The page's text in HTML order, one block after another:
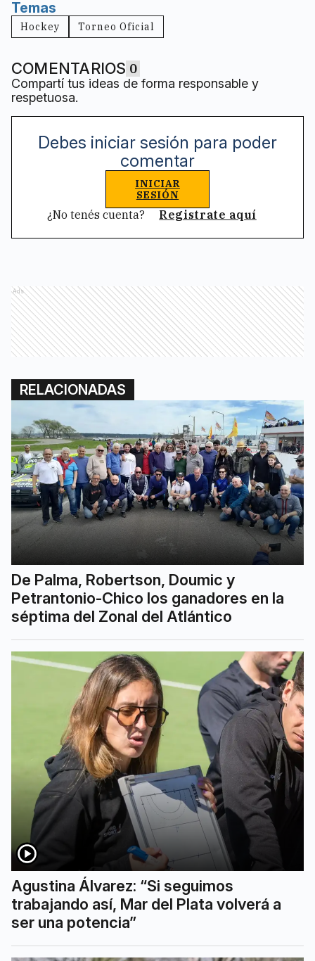
Temas
Hockey Torneo Oficial
COMENTARIOS 0
Compartí tus ideas de forma responsable y
respetuosa.
Debes iniciar sesión para poder
comentar
INICIAR
SESIÓN
¿No tenés cuenta? Registrate aquí
Ads
RELACIONADAS
De Palma, Robertson, Doumic y
Petrantonio-Chico los ganadores en la
séptima del Zonal del Atlántico
Agustina Álvarez: “Si seguimos
trabajando así, Mar del Plata volverá a
ser una potencia”